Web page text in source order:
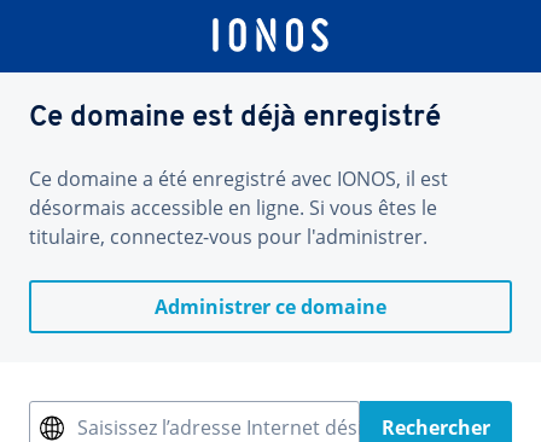
Ce domaine est déjà enregistré
Ce domaine a été enregistré avec IONOS, il est
désormais accessible en ligne. Si vous êtes le
titulaire, connectez-vous pour l'administrer.
Administrer ce domaine
Saisissez l’adresse Internet désiréeRechercher